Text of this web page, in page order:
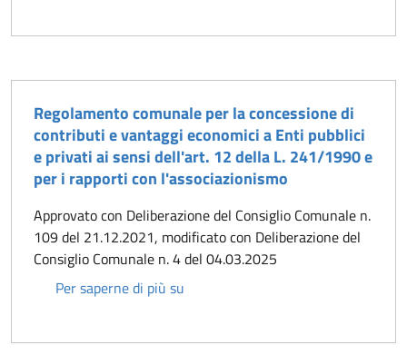
Regolamento comunale per la concessione di
contributi e vantaggi economici a Enti pubblici
e privati ai sensi dell'art. 12 della L. 241/1990 e
per i rapporti con l'associazionismo
Approvato con Deliberazione del Consiglio Comunale n.
109 del 21.12.2021, modificato con Deliberazione del
Consiglio Comunale n. 4 del 04.03.2025
Per saperne di più su